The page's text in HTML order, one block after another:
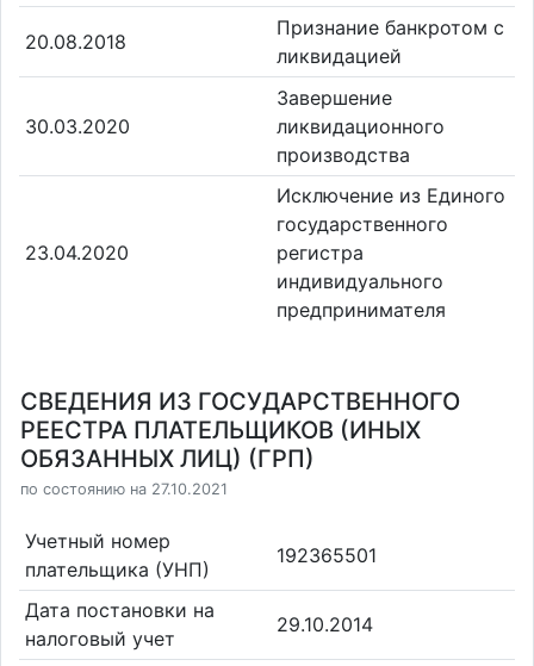
20.08.2018
Признание банкротом с
ликвидацией
30.03.2020
Завершение
ликвидационного
производства
23.04.2020
Исключение из Единого
государственного
регистра
индивидуального
предпринимателя
СВЕДЕНИЯ ИЗ ГОСУДАРСТВЕННОГО
РЕЕСТРА ПЛАТЕЛЬЩИКОВ (ИНЫХ
ОБЯЗАННЫХ ЛИЦ) (ГРП)
по состоянию на 27.10.2021
Учетный номер
плательщика (УНП)
192365501
Дата постановки на
налоговый учет
29.10.2014